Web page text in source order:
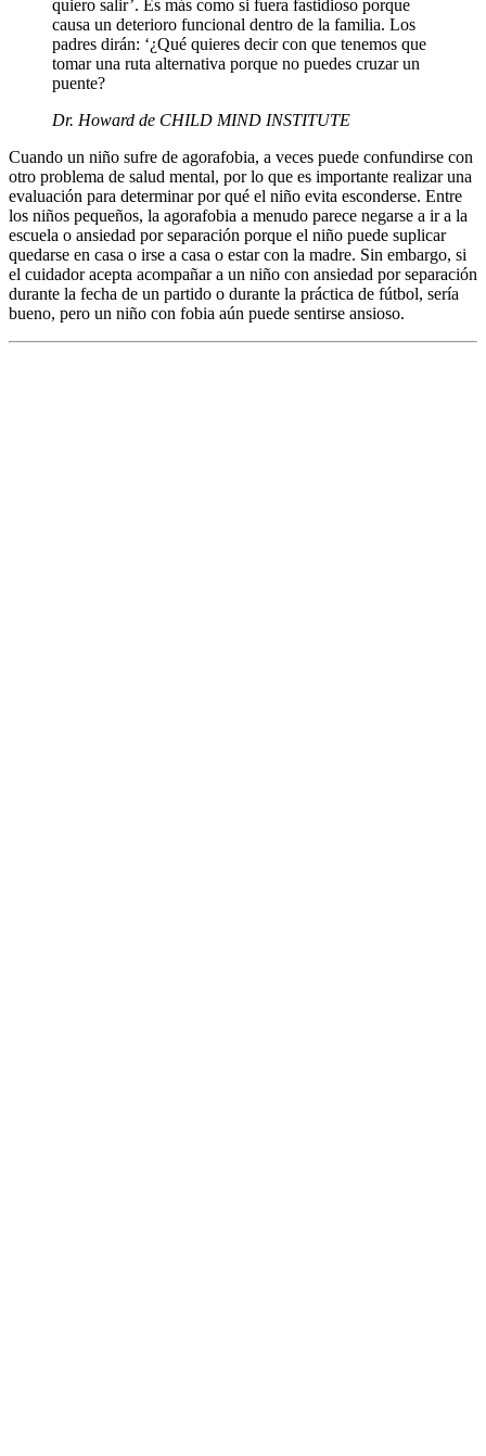
quiero salir’. Es más como si fuera fastidioso porque
causa un deterioro funcional dentro de la familia. Los
padres dirán: ‘¿Qué quieres decir con que tenemos que
tomar una ruta alternativa porque no puedes cruzar un
puente?
Dr. Howard de CHILD MIND INSTITUTE
Cuando un niño sufre de agorafobia, a veces puede confundirse con
otro problema de salud mental, por lo que es importante realizar una
evaluación para determinar por qué el niño evita esconderse. Entre
los niños pequeños, la agorafobia a menudo parece negarse a ir a la
escuela o ansiedad por separación porque el niño puede suplicar
quedarse en casa o irse a casa o estar con la madre. Sin embargo, si
el cuidador acepta acompañar a un niño con ansiedad por separación
durante la fecha de un partido o durante la práctica de fútbol, ​​sería
bueno, pero un niño con fobia aún puede sentirse ansioso.